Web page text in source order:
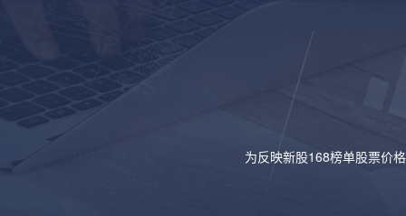
为反映新股168榜单股票价